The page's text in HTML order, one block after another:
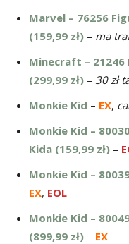
Marvel – 76256
(159,99 zł) – ma
Minecraft – 21246
(299,99 zł) – 30 zł
Monkie Kid – EX,
Monkie Kid –
Kida (159,99 zł) –
Monkie Kid –
EX, EOL
Monkie Kid –
(899,99 zł) – EX